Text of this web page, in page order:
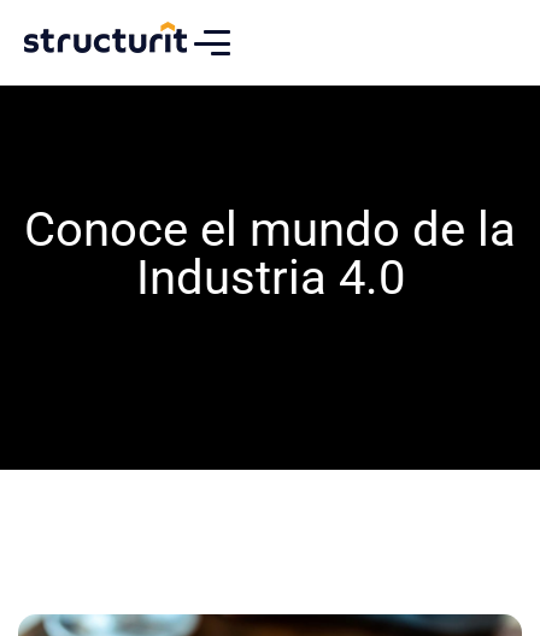
Conoce el mundo de la
Industria 4.0